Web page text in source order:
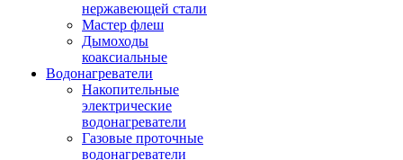
нержавеющей стали
Мастер флеш
Дымоходы
коаксиальные
Водонагреватели
Накопительные
электрические
водонагреватели
Газовые проточные
водонагреватели